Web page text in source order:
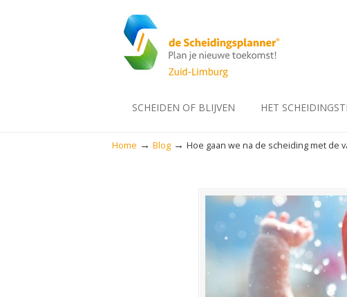
SCHEIDEN OF BLIJVEN HET
Home → Blog → Hoe gaan we na de scheiding met de